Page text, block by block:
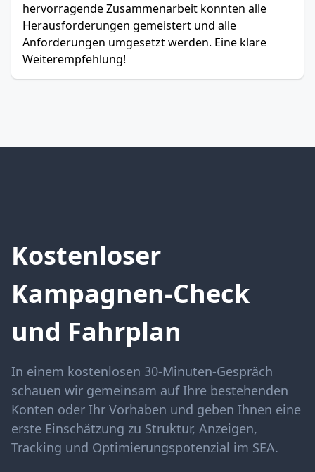
hervorragende Zusammenarbeit konnten alle
Herausforderungen gemeistert und alle
Anforderungen umgesetzt werden. Eine klare
Weiterempfehlung!
Kostenloser
Kampagnen-Check
und Fahrplan
In einem kostenlosen 30-Minuten-Gespräch
schauen wir gemeinsam auf Ihre bestehenden
Konten oder Ihr Vorhaben und geben Ihnen eine
erste Einschätzung zu Struktur, Anzeigen,
Tracking und Optimierungspotenzial im SEA.